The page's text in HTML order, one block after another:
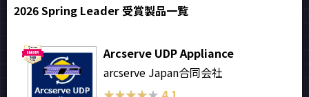
2026 Spring Leader 受賞製品一覧
Arcserve UDP Appliance
arcserve Japan合同会社